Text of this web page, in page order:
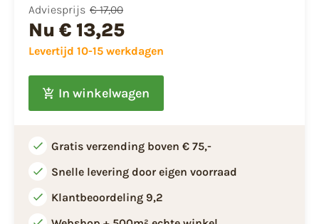
Adviesprijs € 17,00
Nu € 13,25
Levertijd 10-15 werkdagen
In winkelwagen
Gratis verzending boven € 75,-
Snelle levering door eigen voorraad
Klantbeoordeling 9,2